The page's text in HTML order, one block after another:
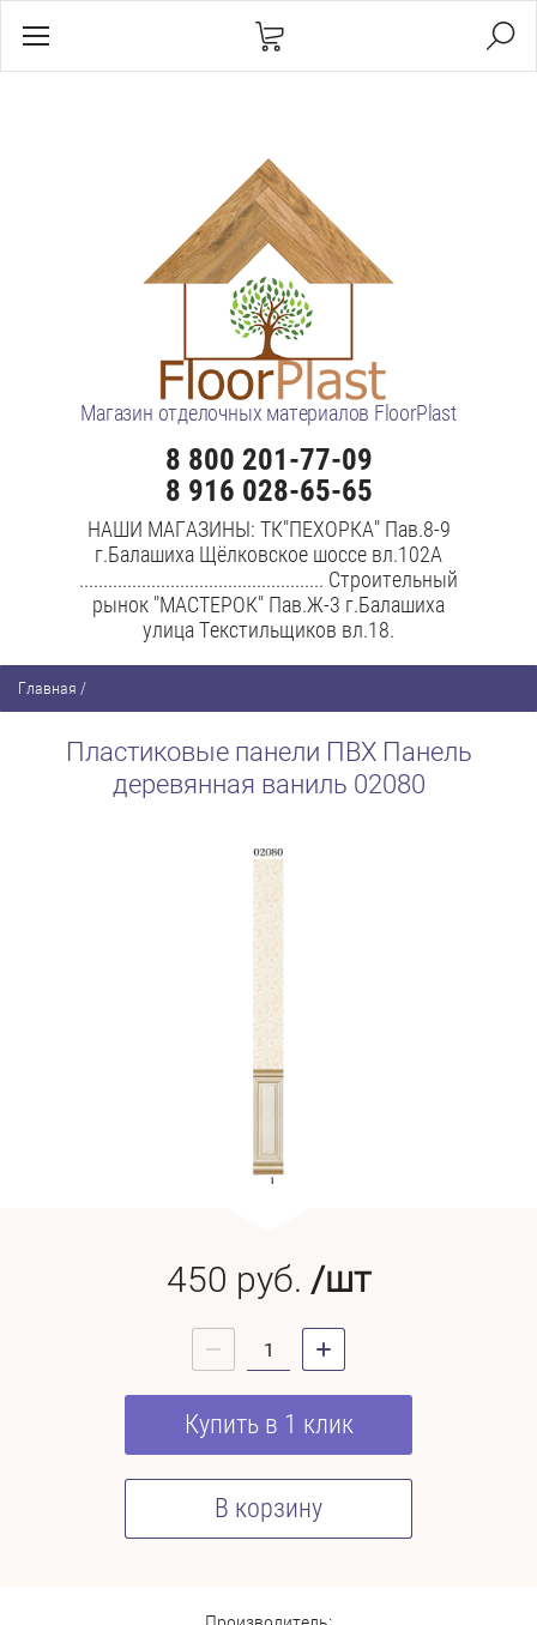
Магазин отделочных материалов FloorPlast
8 800 201-77-09
8 916 028-65-65
НАШИ МАГАЗИНЫ: ТК"ПЕХОРКА" Пав.8-9
г.Балашиха Щёлковское шоссе вл.102А
................................................... Строительный
рынок "МАСТЕРОК" Пав.Ж-3 г.Балашиха
улица Текстильщиков вл.18.
Главная /
Пластиковые панели ПВХ Панель
деревянная ваниль 02080
450 руб. /шт
Купить в 1 клик
В корзину